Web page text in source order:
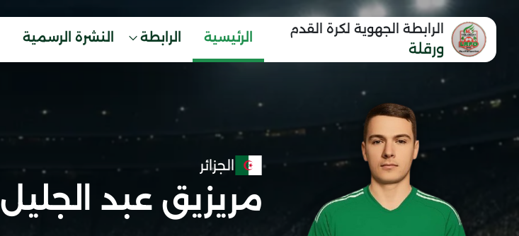
الرابطة الجهوية لكرة القدم
ورقلة
الرئيسية الرابطة النشرة الرسمية
الجزائر
مريزيق عبد الجليل